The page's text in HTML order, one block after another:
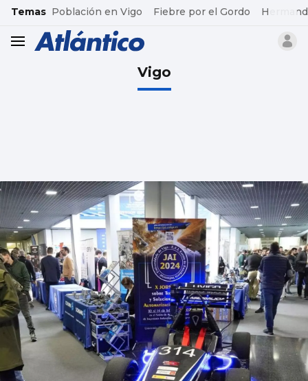
common.go-to-content
Temas Población en Vigo Fiebre por el Gordo
header.menu.open
Vigo